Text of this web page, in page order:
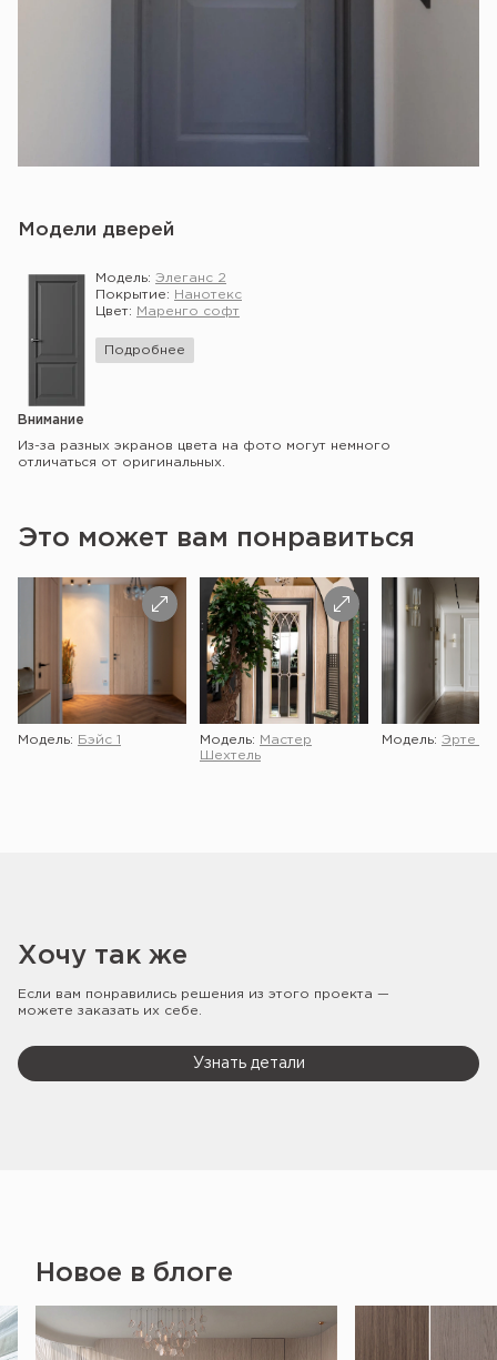
Модели дверей
Модель: Элеганс 2
Покрытие:
Нанотекс
Цвет:
Маренго софт
Подробнее
Внимание
Из-за разных экранов цвета на фото могут немного
отличаться от оригинальных.
Это может вам понравиться
Модель: Бэйс 1 Модель:
Мастер
Шехтель
Модель: Эрте 2
Хочу так же
Если вам понравились решения из этого проекта —
можете заказать их себе.
Узнать детали
Новое в блоге